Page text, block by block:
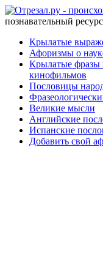
познавательный ресурс
Крылатые
Афоризмы о
Крылатые фразы
кинофильмов
Пословицы
Великие мысли
Английские
Испанские
Добавить свой